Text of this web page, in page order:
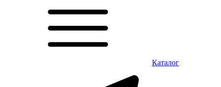
Каталог